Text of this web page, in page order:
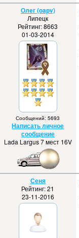
Олег (oapv)
Липецк
Рейтинг: 8663
01-03-2014
Сообщений: 5693
Написать личное
сообщение
Lada Largus 7 мест 16V
Сеня
Рейтинг: 21
23-11-2016